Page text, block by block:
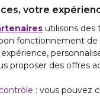
votre
utilisons des
fonctionnement de
proposer des offres
: vous pouvez